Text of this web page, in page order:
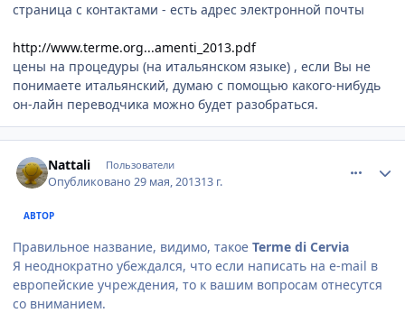
страница с контактами - есть адрес электронной почты
http://www.terme.org...amenti_2013.pdf
цены на процедуры (на итальянском языке) , если Вы не
понимаете итальянский, думаю с помощью какого-нибудь
он-лайн переводчика можно будет разобраться.
Nattali Пользователи
Опубликовано29 мая, 201313 г.
АВТОР
Правильное название, видимо, такое Terme di Cervia
Я неоднократно убеждался, что если написать на e-mail в
европейские учреждения, то к вашим вопросам отнесутся
со вниманием.